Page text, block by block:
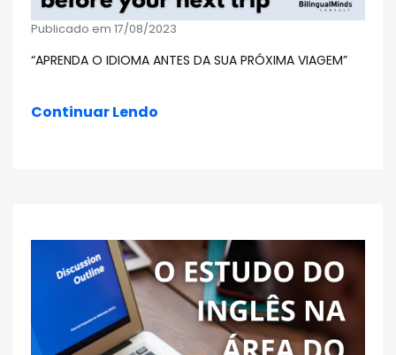
Publicado em 17/08/2023
“APRENDA O IDIOMA ANTES DA SUA PRÓXIMA VIAGEM”
Continuar Lendo